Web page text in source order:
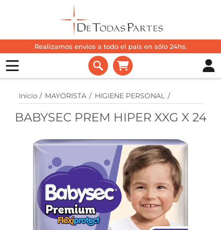
Realizamos envíos a todo el país en sólo 24hs.
Inicio / MAYORISTA / HIGIENE PERSONAL /
BABYSEC PREM HIPER XXG X 24